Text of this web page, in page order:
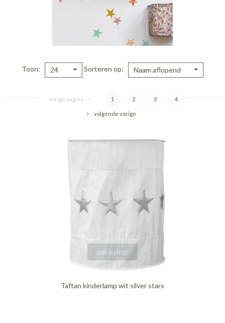
Toon 24 Sorteren op Naam aflopend
vorige pagina 1 2 3 4
volgende vorige
quickshop
Taftan kinderlamp wit silver stars